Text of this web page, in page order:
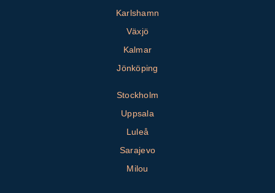
Karlshamn
Växjö
Kalmar
Jönköping
Stockholm
Uppsala
Luleå
Sarajevo
Milou